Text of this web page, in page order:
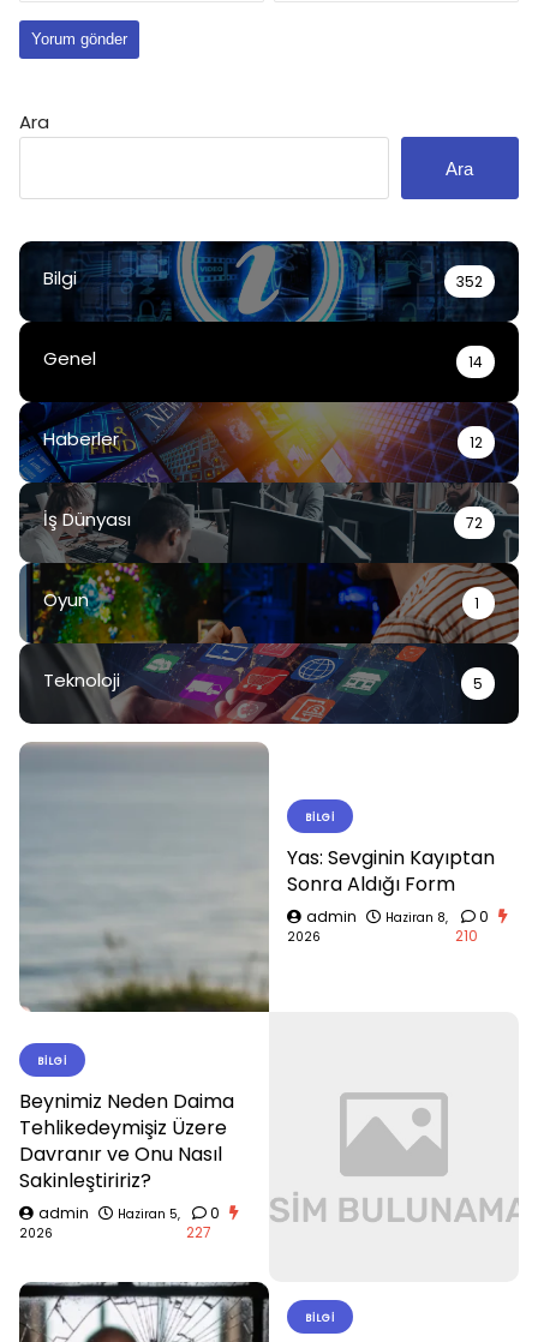
Ara
Ara
Bilgi 352
Genel 14
Haberler 12
İş Dünyası 72
Oyun 1
Teknoloji 5
BILGI
Yas: Sevginin Kayıptan
Sonra Aldığı Form
admin
Haziran 8,
2026
0
210
BILGI
Beynimiz Neden Daima
Tehlikedeymişiz Üzere
Davranır ve Onu Nasıl
Sakinleştiririz?
admin
Haziran 5,
2026
0
227
BILGI